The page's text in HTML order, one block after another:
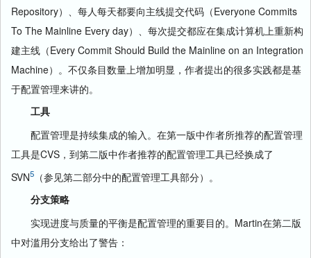
Repository）、每人每天都要向主线提交代码（Everyone Commits
To The Mainline Every day）、每次提交都应在集成计算机上重新构
建主线（Every Commit Should Build the Mainline on an Integration
Machine）。不仅条目数量上增加明显，作者提出的很多实践都是基
于配置管理来讲的。
工具
配置管理是持续集成的输入。在第一版中作者所推荐的配置管理
工具是CVS，到第二版中作者推荐的配置管理工具已经换成了
SVN5 （参见第二部分中的配置管理工具部分）。
分支策略
实现进度与质量的平衡是配置管理的重要目的。Martin在第二版
中对滥用分支给出了警告：